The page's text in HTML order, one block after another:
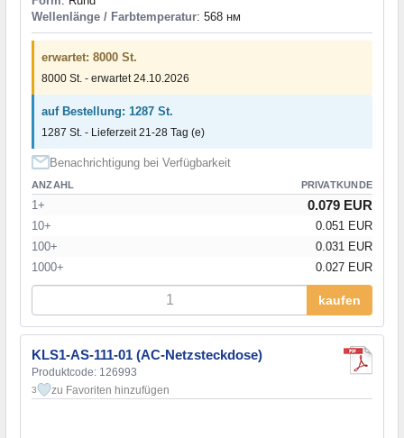
Wellenlänge / Farbtemperatur: 568 нм
erwartet: 8000 St.
8000 St. - erwartet 24.10.2026
auf Bestellung: 1287 St.
1287 St. - Lieferzeit 21-28 Tag (e)
Benachrichtigung bei Verfügbarkeit
ANZAHL PRIVATKUNDE
1+ 0.079 EUR
10+
0.051 EUR
100+
0.031 EUR
1000+
0.027 EUR
kaufen
KLS1-AS-111-01 (AC-Netzsteckdose)
Produktcode: 126993
3 zu Favoriten hinzufügen